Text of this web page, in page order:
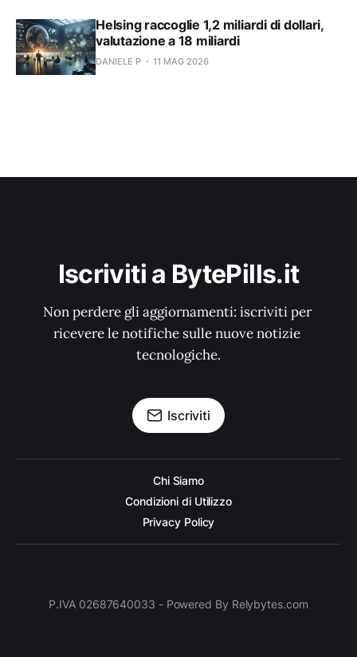
Helsing raccoglie 1,2 miliardi di dollari,
valutazione a 18 miliardi
DANIELE P 11 MAG 2026
Iscriviti a BytePills.it
Non perdere gli aggiornamenti: iscriviti per
ricevere le notifiche sulle nuove notizie
tecnologiche.
Iscriviti
Chi Siamo
Condizioni di Utilizzo
Privacy Policy
P.IVA 02687640033 - Powered By Relybytes.com